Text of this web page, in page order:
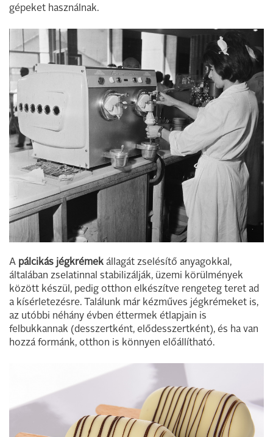
gépeket használnak.
A pálcikás jégkrémek állagát zselésítő anyagokkal,
általában zselatinnal stabilizálják, üzemi körülmények
között készül, pedig otthon elkészítve rengeteg teret ad
a kísérletezésre. Találunk már kézműves jégkrémeket is,
az utóbbi néhány évben éttermek étlapjain is
felbukkannak (desszertként, elődesszertként), és ha van
hozzá formánk, otthon is könnyen előállítható.